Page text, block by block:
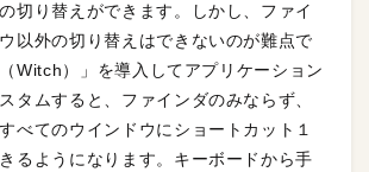
切り替えができます。しかし、ファイ
以外の切り替えはできないのが難点で
Witch）」を導入してアプリケーション
タムすると、ファインダのみならず、
べてのウインドウにショートカット１
るようになります。キーボードから手